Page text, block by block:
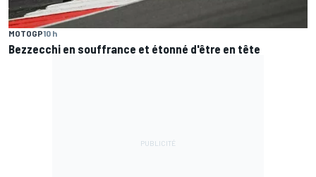
MOTOGP10 h
Bezzecchi en souffrance et étonné d'être en tête